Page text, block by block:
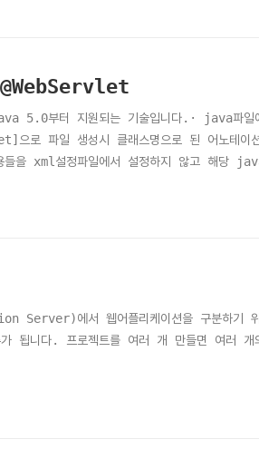
5.0부터 지원되는 기술입니다.· java파일
파일 생성시 클래스명으로 된 어노테이션
을 xml설정파일에서 설정하지 않고 해당 java
에서 웹어플리케이션을 구분하기
니다. 프로젝트를 여러 개 만들면 여러 개